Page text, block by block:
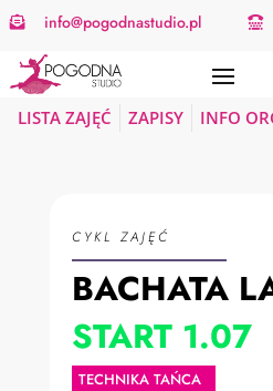
 info@pogodnastudio.pl 
LISTA ZAJĘĆ
ZAPISY INFO
CYKL ZAJĘĆ
BACHATA
START 1.07
TECHNIKA TAŃCA